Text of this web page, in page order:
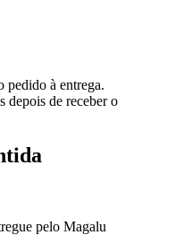
pedido à entrega.
depois de receber o
pelo Magalu